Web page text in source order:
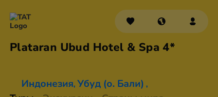
Plataran Ubud Hotel & Spa 4*
Индонезия, Убуд (о. Бали) ,